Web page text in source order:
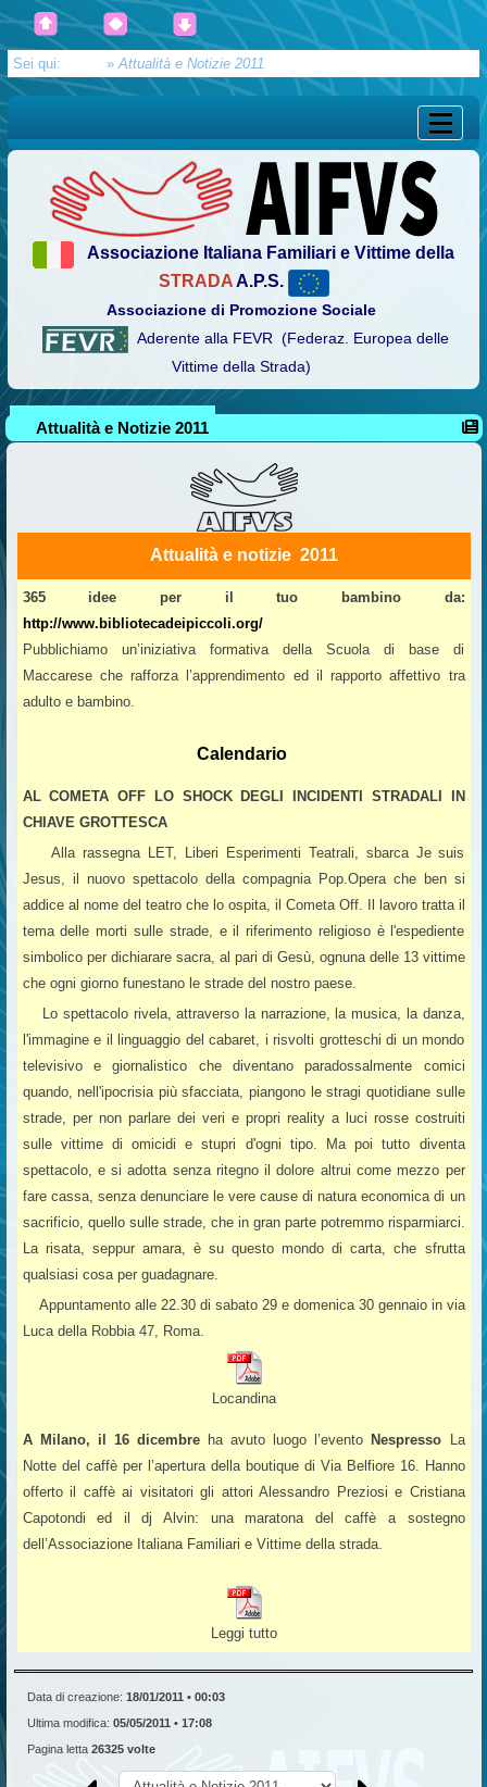
Sei qui: »Attualità e Notizie 2011
Associazione Italiana Familiari e Vittime della
STRADAA.P.S.
Associazione di Promozione Sociale
Aderente alla FEVR (Federaz. Europea delle
Vittime della Strada)
Attualità e Notizie 2011
Attualità e notizie 2011
365 idee per il tuo bambino da:
http://www.bibliotecadeipiccoli.org/
Pubblichiamo un’iniziativa formativa della Scuola di base di
Maccarese che rafforza l’apprendimento ed il rapporto affettivo tra
adulto e bambino.
Calendario
AL COMETA OFF LO SHOCK DEGLI INCIDENTI STRADALI IN
CHIAVE GROTTESCA
Alla rassegna LET, Liberi Esperimenti Teatrali, sbarca Je suis
Jesus, il nuovo spettacolo della compagnia Pop.Opera che ben si
addice al nome del teatro che lo ospita, il Cometa Off. Il lavoro tratta il
tema delle morti sulle strade, e il riferimento religioso è l'espediente
simbolico per dichiarare sacra, al pari di Gesù, ognuna delle 13 vittime
che ogni giorno funestano le strade del nostro paese.
Lo spettacolo rivela, attraverso la narrazione, la musica, la danza,
l'immagine e il linguaggio del cabaret, i risvolti grotteschi di un mondo
televisivo e giornalistico che diventano paradossalmente comici
quando, nell'ipocrisia più sfacciata, piangono le stragi quotidiane sulle
strade, per non parlare dei veri e propri reality a luci rosse costruiti
sulle vittime di omicidi e stupri d'ogni tipo. Ma poi tutto diventa
spettacolo, e si adotta senza ritegno il dolore altrui come mezzo per
fare cassa, senza denunciare le vere cause di natura economica di un
sacrificio, quello sulle strade, che in gran parte potremmo risparmiarci.
La risata, seppur amara, è su questo mondo di carta, che sfrutta
qualsiasi cosa per guadagnare.
Appuntamento alle 22.30 di sabato 29 e domenica 30 gennaio in via
Luca della Robbia 47, Roma.
Locandina
A Milano, il 16 dicembreha avuto luogo l’evento Nespresso La
Notte del caffè per l’apertura della boutique di Via Belfiore 16. Hanno
offerto il caffè ai visitatori gli attori Alessandro Preziosi e Cristiana
Capotondi ed il dj Alvin: una maratona del caffè a sostegno
dell’Associazione Italiana Familiari e Vittime della strada.
Leggi tutto
Data di creazione: 18/01/2011 • 00:03
Ultima modifica: 05/05/2011 • 17:08
Pagina letta 26325 volte